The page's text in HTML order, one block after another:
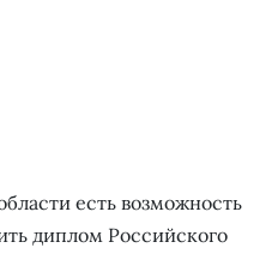
есть возможность
диплом Российского